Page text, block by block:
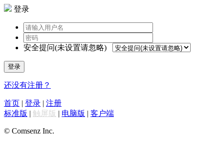
登录
安全提问(未设置请忽略)
登录
还没有注册？
首页 | 登录 | 注册
标准版 | 触屏版 | 电脑版 | 客户端
© Comsenz Inc.